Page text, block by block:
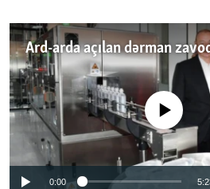
No media source
0:00